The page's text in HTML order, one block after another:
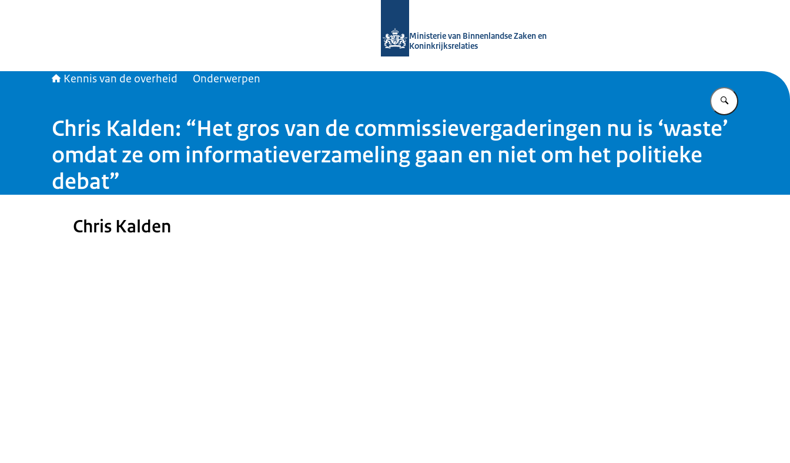
Ministerie van Binnenlandse Zaken en
Koninkrijksrelaties
Kennis van de overheid Onderwerpen
Vul in wat u
Chris Kalden: “Het gros van de commissievergaderingen nu is ‘waste’
omdat ze om informatieverzameling gaan en niet om het politieke
debat”
Chris Kalden